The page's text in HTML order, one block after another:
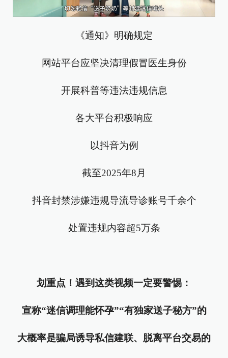
《通知》明确规定
网站平台应坚决清理假冒医生身份
开展科普等违法违规信息
各大平台积极响应
以抖音为例
截至2025年8月
抖音封禁涉嫌违规导流导诊账号千余个
处置违规内容超5万条
划重点！遇到这类视频一定要警惕：
宣称“迷信调理能怀孕”“有独家送子秘方”的
大概率是骗局诱导私信建联、脱离平台交易的